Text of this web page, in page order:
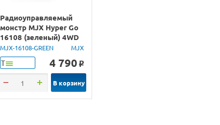
Радиоуправляемый
монстр MJX Hyper Go
16108 (зеленый) 4WD
2.4G LED 1/16 RTR
MJX-16108-GREEN MJX
Т 4 790 o
В корзину